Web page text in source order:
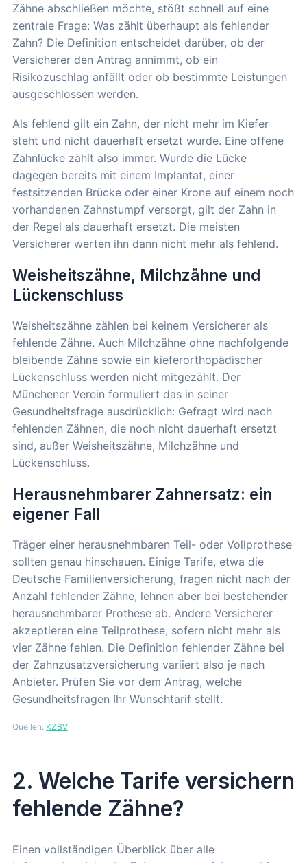
Zähne abschließen möchte, stößt schnell auf eine
zentrale Frage: Was zählt überhaupt als fehlender
Zahn? Die Definition entscheidet darüber, ob der
Versicherer den Antrag annimmt, ob ein
Risikozuschlag anfällt oder ob bestimmte Leistungen
ausgeschlossen werden.
Als fehlend gilt ein Zahn, der nicht mehr im Kiefer
steht und nicht dauerhaft ersetzt wurde. Eine offene
Zahnlücke zählt also immer. Wurde die Lücke
dagegen bereits mit einem Implantat, einer
festsitzenden Brücke oder einer Krone auf einem noch
vorhandenen Zahnstumpf versorgt, gilt der Zahn in
der Regel als dauerhaft ersetzt. Die meisten
Versicherer werten ihn dann nicht mehr als fehlend.
Weisheitszähne, Milchzähne und
Lückenschluss
Weisheitszähne zählen bei keinem Versicherer als
fehlende Zähne. Auch Milchzähne ohne nachfolgende
bleibende Zähne sowie ein kieferorthopädischer
Lückenschluss werden nicht mitgezählt. Der
Münchener Verein formuliert das in seiner
Gesundheitsfrage ausdrücklich: Gefragt wird nach
fehlenden Zähnen, die noch nicht dauerhaft ersetzt
sind, außer Weisheitszähne, Milchzähne und
Lückenschluss.
Herausnehmbarer Zahnersatz: ein
eigener Fall
Träger einer herausnehmbaren Teil- oder Vollprothese
sollten genau hinschauen. Einige Tarife, etwa die
Deutsche Familienversicherung, fragen nicht nach der
Anzahl fehlender Zähne, lehnen aber bei bestehender
herausnehmbarer Prothese ab. Andere Versicherer
akzeptieren eine Teilprothese, sofern nicht mehr als
vier Zähne fehlen. Die Definition fehlender Zähne bei
der Zahnzusatzversicherung variiert also je nach
Anbieter. Prüfen Sie vor dem Antrag, welche
Gesundheitsfragen Ihr Wunschtarif stellt.
Quellen: KZBV
2. Welche Tarife versichern
fehlende Zähne?
Einen vollständigen Überblick über alle